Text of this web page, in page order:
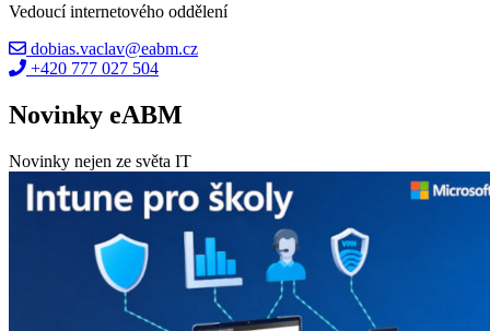
Vedoucí internetového oddělení
dobias.vaclav@eabm.cz
+420 777 027 504
Novinky eABM
Novinky nejen ze světa IT